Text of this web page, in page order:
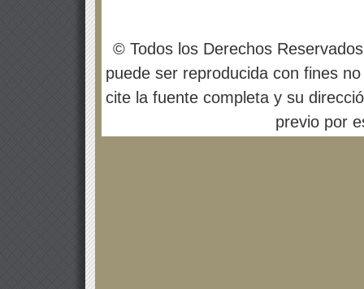
© Todos los Derechos
puede ser reproducida con fines
cite la fuente completa y su
previo por